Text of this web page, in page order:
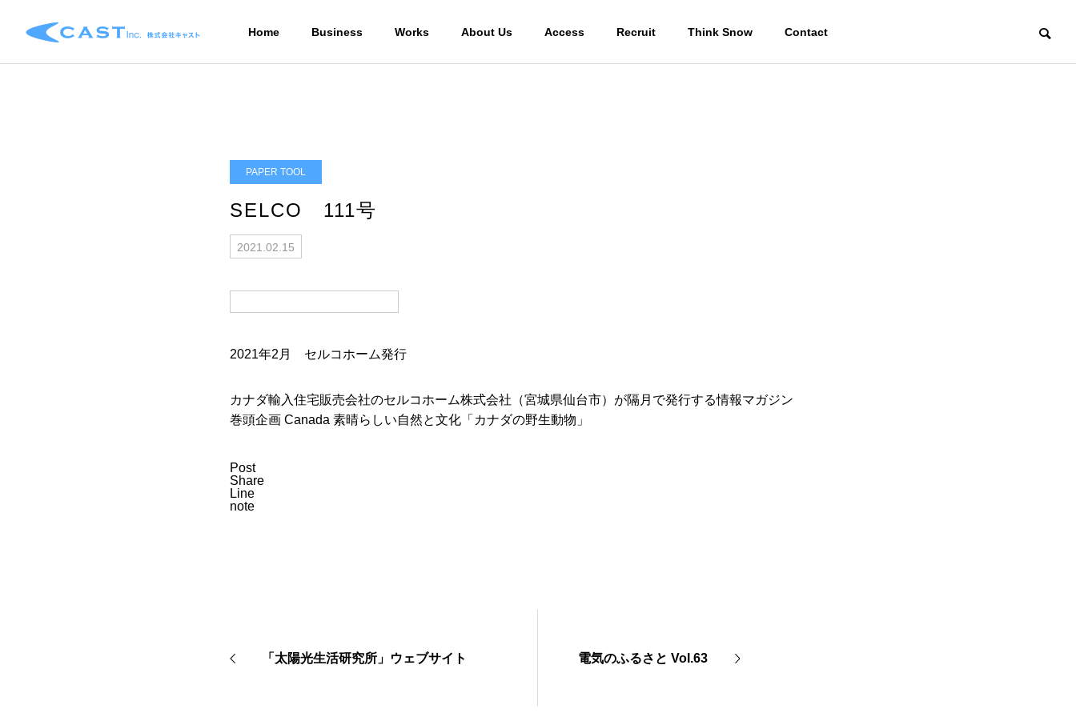
Home Business Works About Us Access Recruit Think Snow Contact
PAPER TOOL
SELCO 111号
2021.02.15
2021年2月 セルコホーム発行
カナダ輸入住宅販売会社のセルコホーム株式会社（宮城県仙台市）が隔月で発行する情報マガジン
巻頭企画 Canada 素晴らしい自然と文化「カナダの野生動物」
Post
Share
Line
note
「太陽光生活研究所」ウェブサイト 電気のふるさと Vol.63